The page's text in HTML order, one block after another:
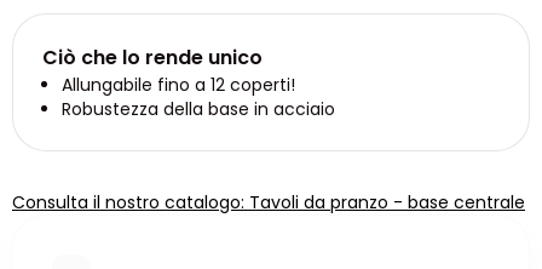
Ciò che lo rende unico
Allungabile fino a 12 coperti!
Robustezza della base in acciaio
Consulta il nostro catalogo: Tavoli da pranzo - base centrale